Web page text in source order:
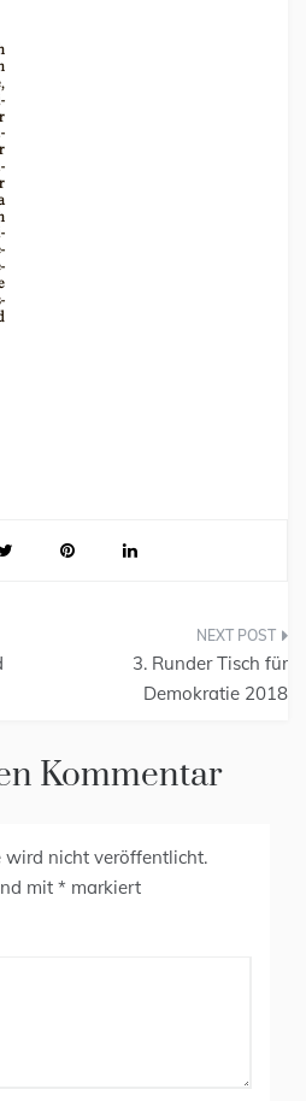
3. Runder Tisch für
Demokratie 2018
Kommentar
wird nicht veröffentlicht.
mit * markiert